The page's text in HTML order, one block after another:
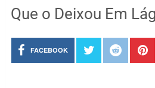
Que o Deixou Em
FACEBOOK